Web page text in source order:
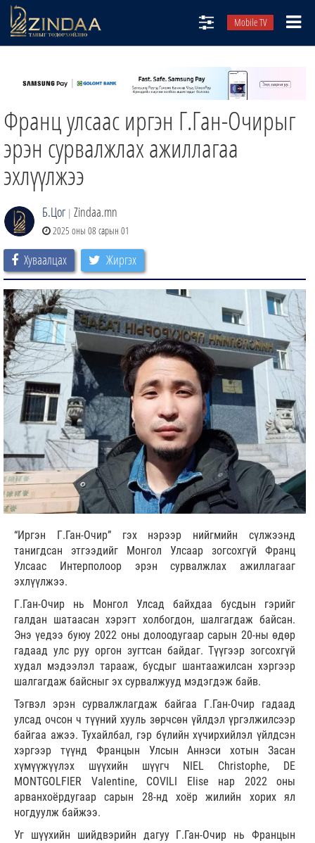
Mobile TV
ТВ8
ӨГЛӨӨНИЙ СОНИН
АУДИО ЗОХИОЛ
ЗИНДАА СЭТГҮҮЛ
Франц улсаас иргэн Г.Ган-Очирыг
эрэн сурвалжлах ажиллагаа
эхлүүлжээ
Б.Цог | Zindaa.mn
2025 оны 08 сарын 01
Хуваалцах Жиргэх
“Иргэн Г.Ган-Очир” гэх нэрээр нийгмийн сүлжээнд
танигдсан этгээдийг Монгол Улсаар зогсохгүй Франц
Улсаас Интерполоор эрэн сурвалжлах ажиллагааг
эхлүүлжээ.
Г.Ган-Очир нь Монгол Улсад байхдаа бусдын гэрийг
галдан шатаасан хэрэгт холбогдон, шалгагдаж байсан.
Энэ үедээ буюу 2022 оны долоодугаар сарын 20-ны өдөр
гадаад улс руу оргон зугтсан байдаг. Түүгээр зогсохгүй
худал мэдээлэл тарааж, бусдыг шантаажилсан хэргээр
шалгагдаж байсныг эх сурвалжууд мэдэгдэж байв.
Тэгвэл эрэн сурвалжлагдаж байгаа Г.Ган-Очир гадаад
улсад очсон ч түүний хууль зөрчсөн үйлдэл үргэлжилсээр
байгаа ажээ. Тухайлбал, гэр бүлийн хүчирхийлэл үйлдсэн
хэргээр түүнд Францын Улсын Аннэси хотын Засан
хүмүүжүүлэх шүүхийн шүүгч NIEL Christophe, DE
MONTGOLFIER Valentine, COVILI Elise нар 2022 оны
арванхоёрдугаар сарын 28-нд хоёр жилийн хорих ял
ногдуулж байжээ.
Уг шүүхийн шийдвэрийн дагуу Г.Ган-Очир нь Францын